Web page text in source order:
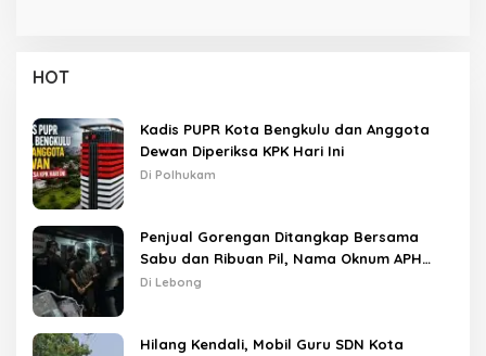
HOT
Kadis PUPR Kota Bengkulu dan Anggota
Dewan Diperiksa KPK Hari Ini
Di Polhukam
Penjual Gorengan Ditangkap Bersama
Sabu dan Ribuan Pil, Nama Oknum APH
Disebut Saat Interogasi
Di Lebong
Hilang Kendali, Mobil Guru SDN Kota